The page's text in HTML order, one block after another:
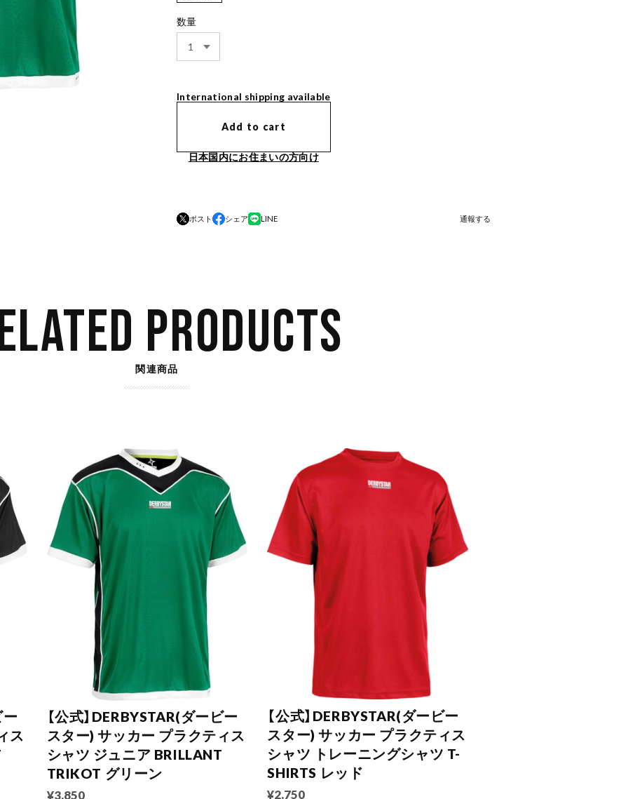
数量
International shipping available
Add to cart
日本国内にお住まいの方向け
ポスト シェア LINE 通報する
PRODUCTS
関連商品
ー
ス
【公式】DERBYSTAR(ダービー
スター) サッカー プラクティス
シャツ ジュニア BRILLANT
TRIKOT グリーン
¥3,850
【公式】DERBYSTAR(ダービー
スター) サッカー プラクティス
シャツ トレーニングシャツ T-
SHIRTS レッド
¥2,750